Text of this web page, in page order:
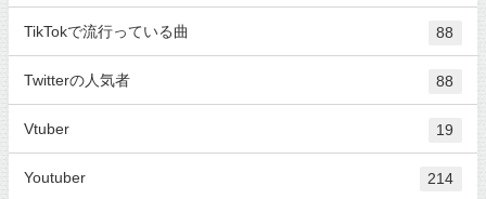
TikTokで流行っている曲 88
Twitterの人気者 88
Vtuber 19
Youtuber 214